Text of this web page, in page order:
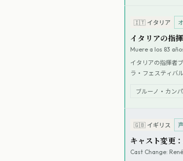
🇮🇹 イタリア
イタリアの指
Muere a los 83
イタリアの指揮者
ラ・フェスティバ
ブルーノ・カン
🇬🇧 イギリス
キャスト変更
Cast Change: